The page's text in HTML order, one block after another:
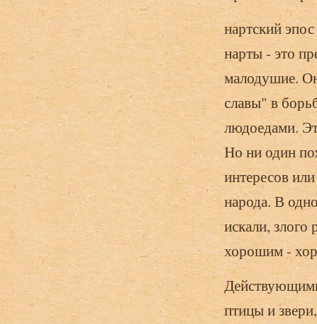
нартский
нарты - это
малодушие.
славы" в
людоедами.
Но ни один
интересов
народа. В
искали, злого
хорошим -
птицы и